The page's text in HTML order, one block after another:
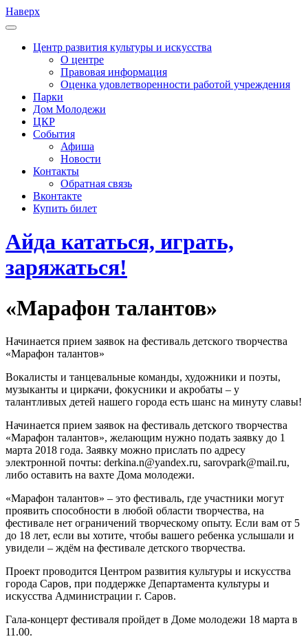
Наверх
Центр развития культуры и искусства
О центре
Правовая информация
Оценка удовлетворенности работой учреждения
Парки
Дом Молодежи
ЦКР
События
Афиша
Новости
Контакты
Обратная связь
Вконтакте
Купить билет
Айда кататься, играть,
заряжаться!
«Марафон талантов»
Начинается прием заявок на фестиваль детского творчества
«Марафон талантов»
Вокалисты и танцевальные команды, художники и поэты,
музыканты и циркачи, фокусники и акробаты – у
талантливых детей нашего города есть шанс на минуту славы!
Начинается прием заявок на фестиваль детского творчества
«Марафон талантов», желающим нужно подать заявку до 1
марта 2018 года. Заявку можно прислать по адресу
электронной почты: derkina.n@yandex.ru, sarovpark@mail.ru,
либо оставить на вахте Дома молодежи.
«Марафон талантов» – это фестиваль, где участники могут
проявить способности в любой области творчества, на
фестивале нет ограничений творческому опыту. Если вам от 5
до 18 лет, если вы хотите, чтобы вашего ребенка услышали и
увидели – ждём на фестивале детского творчества.
Проект проводится Центром развития культуры и искусства
города Саров, при поддержке Департамента культуры и
искусства Администрации г. Саров.
Гала-концерт фестиваля пройдет в Доме молодежи 18 марта в
11.00.